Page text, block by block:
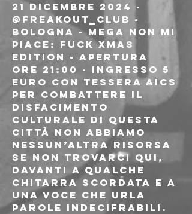
21 DICEMBRE 2024 -
@freakout_club -
BOLOGNA - MEGA NON MI
PIACE: FUCK XMAS
EDITION - APERTURA
ORE 21:00 - INGRESSO 5
EURO CON TESSERA AICS
Per combattere il
disfacimento
culturale di questa
città non abbiamo
nessun’altra risorsa
se non trovarci qui,
davanti a qualche
chitarra scordata e a
una voce che urla
parole indecifrabili.